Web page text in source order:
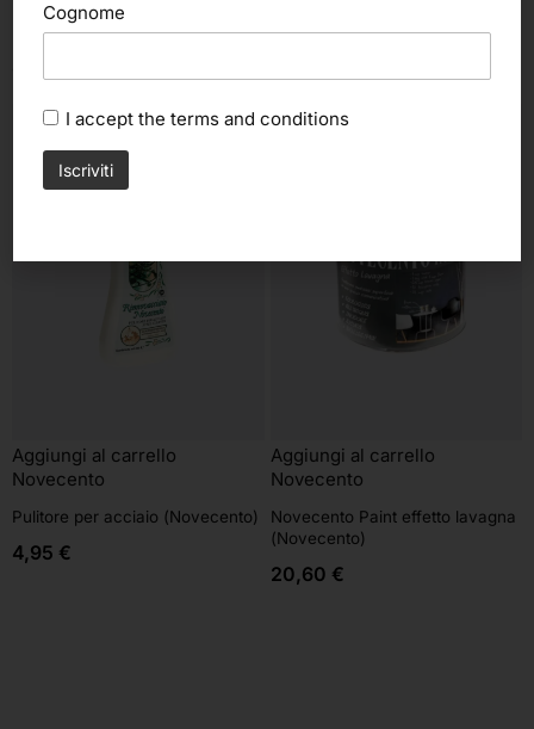
Aggiungi al carrello
Novecento
Pulitore per acciaio (Novecento)
4,95 €
Aggiungi al carrello
Novecento
Novecento Paint effetto lavagna
(Novecento)
20,60 €
Cognome
I accept the terms and conditions